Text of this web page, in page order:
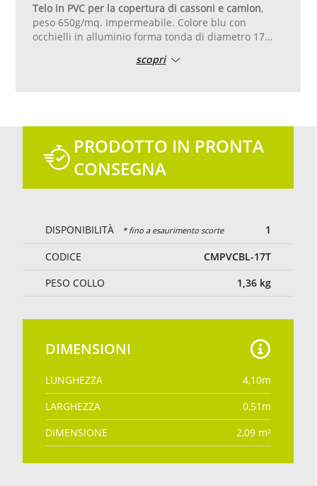
Telo in PVC per la copertura di cassoni e camion,
peso 650g/mq. Impermeabile. Colore blu con
occhielli in alluminio forma tonda di diametro 17
ripiegando il tessuto doppio.
scopri
PRODOTTO IN PRONTA
CONSEGNA
DISPONIBILITÀ * fino a esaurimento scorte
1
CODICE
CMPVCBL-17T
PESO COLLO
1,36 kg
DIMENSIONI
LUNGHEZZA 4,10m
LARGHEZZA
0,51 m
DIMENSIONE
2,09 m²